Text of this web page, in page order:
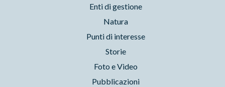
Enti di gestione
Natura
Punti di interesse
Storie
Foto e Video
Pubblicazioni